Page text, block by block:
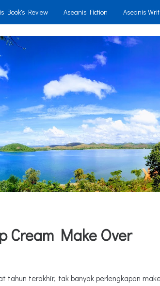
Book's Review Aseanis Fiction Aseanis
Cream Make Over
tahun terakhir, tak banyak perlengkapan